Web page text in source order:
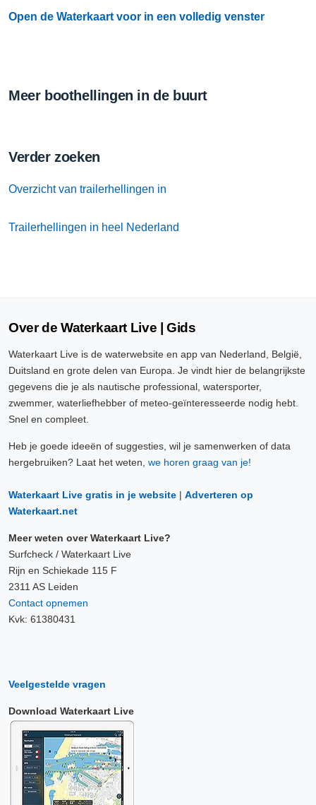
Open de Waterkaart voor in een volledig venster
Meer boothellingen in de buurt
Verder zoeken
Overzicht van trailerhellingen in
Trailerhellingen in heel Nederland
Over de Waterkaart Live | Gids
Waterkaart Live is de waterwebsite en app van Nederland, België,
Duitsland en grote delen van Europa. Je vindt hier de belangrijkste
gegevens die je als nautische professional, watersporter,
zwemmer, waterliefhebber of meteo-geïnteresseerde nodig hebt.
Snel en compleet.
Heb je goede ideeën of suggesties, wil je samenwerken of data
hergebruiken? Laat het weten, we horen graag van je!
Waterkaart Live gratis in je website | Adverteren op
Waterkaart.net
Meer weten over Waterkaart Live?
Surfcheck / Waterkaart Live
Rijn en Schiekade 115 F
2311 AS Leiden
Contact opnemen
Kvk: 61380431
Veelgestelde vragen
Download Waterkaart Live